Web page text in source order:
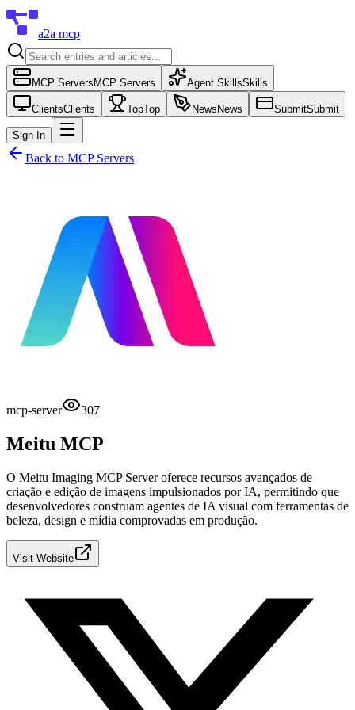
a2a mcp
MCP Servers MCP Servers Agent SkillsSkills
ClientsClients TopTop News News SubmitSubmit
Sign In
Back to MCP Servers
mcp-server 307
Meitu MCP
O Meitu Imaging MCP Server oferece recursos avançados de
criação e edição de imagens impulsionados por IA, permitindo que
desenvolvedores construam agentes de IA visual com ferramentas de
beleza, design e mídia comprovadas em produção.
Visit Website